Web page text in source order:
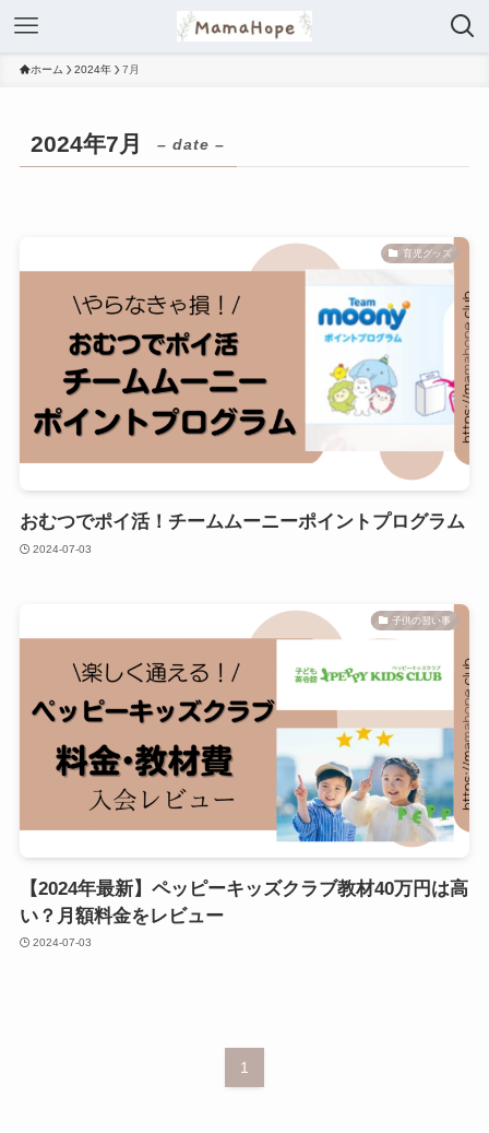
ホーム 2024年 7月
2024年7月 – date –
育児グッズ
おむつでポイ活！チームムーニーポイントプログラム
2024-07-03
子供の習い事
【2024年最新】ペッピーキッズクラブ教材40万円は高
い？月額料金をレビュー
2024-07-03
1